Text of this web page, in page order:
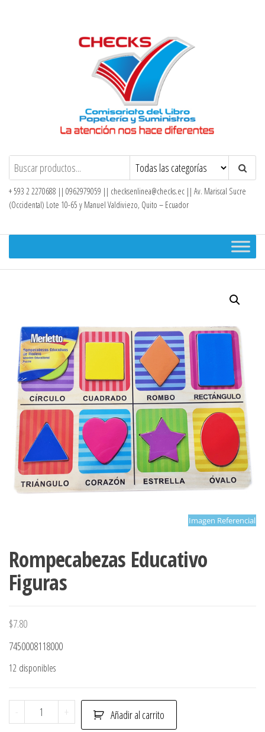
Checks – Tienda en Línea
+ 593 2 2270688 || 0962979059 || checksenlinea@checks.ec || Av. Mariscal Sucre
(Occidental) Lote 10-65 y Manuel Valdiviezo, Quito – Ecuador
Imagen Referencial
Rompecabezas Educativo
Figuras
$7.80
7450008118000
12 disponibles
-
Rompecabezas
Educativo
+ Añadir al carrito